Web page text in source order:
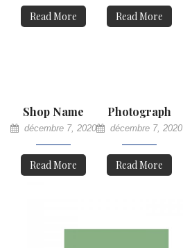
Read More Read More
Shop Name
décembre 7, 2020
Read More
Photograph
décembre 7, 2020
Read More